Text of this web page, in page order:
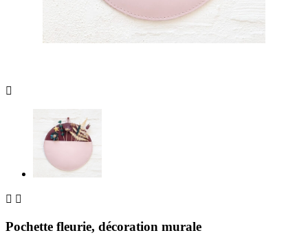

 
Pochette fleurie, décoration murale